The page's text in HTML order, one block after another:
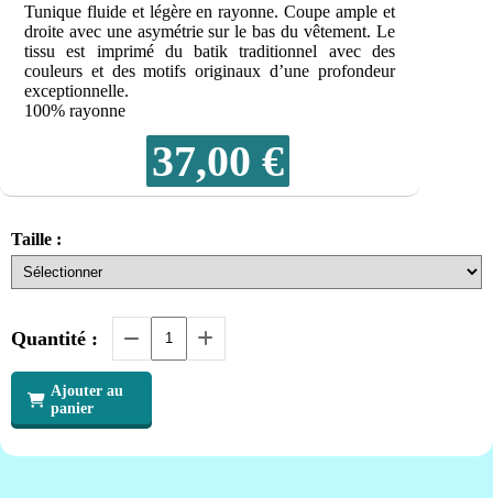
37,00 €
Taille :
Quantité :
Ajouter au
panier
Tunique fluide et légère en rayonne. Coupe ample et
droite avec une asymétrie sur le bas du vêtement. Le
tissu est imprimé du batik traditionnel avec des
couleurs et des motifs originaux d’une profondeur
exceptionnelle.
100% rayonne